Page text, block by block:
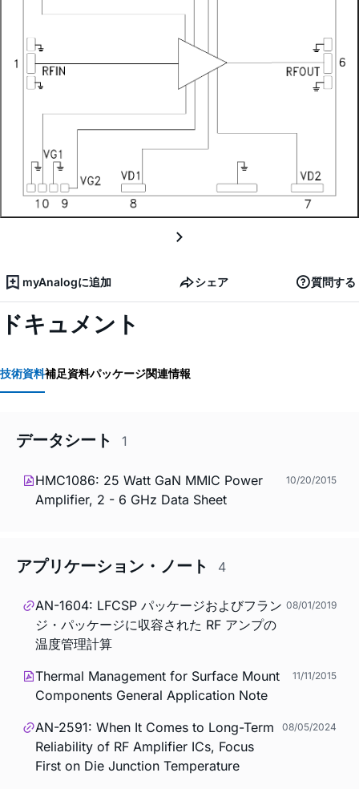
myAnalogに追加 シェア 質問する
ドキュメント
技術資料補足資料パッケージ関連情報
データシート 1
HMC1086: 25 Watt GaN MMIC Power
Amplifier, 2 - 6 GHz Data Sheet
10/20/2015
アプリケーション・ノート 4
AN-1604: LFCSP パッケージおよびフラン
ジ・パッケージに収容された RF アンプの
温度管理計算
08/01/2019
Thermal Management for Surface Mount
Components General Application Note
11/11/2015
AN-2591: When It Comes to Long-Term
Reliability of RF Amplifier ICs, Focus
First on Die Junction Temperature
08/05/2024